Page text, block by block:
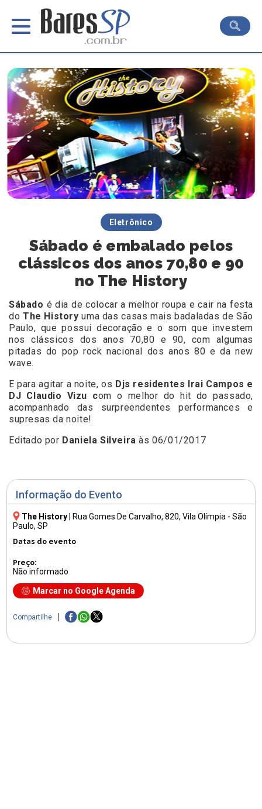
Informação do Evento
The History Rua Gomes De Carvalho, 820, Vila Olímpia - São
Paulo, SP
Datas do evento
Preço:
Não informado
Marcar no Google Agenda
Compartilhe
Eletrônico
Sábado é embalado pelos
clássicos dos anos 70,80 e 90
no The History
Sábado é dia de colocar a melhor roupa e cair na festa
do The History uma das casas mais badaladas de São
Paulo, que possui decoração e o som que investem
nos clássicos dos anos 70,80 e 90, com algumas
pitadas do pop rock nacional dos anos 80 e da new
wave.
E para agitar a noite, os Djs residentes Irai Campos e
DJ Claudio Vizu com o melhor do hit do passado,
acompanhado das surpreendentes performances e
supresas da noite!
Editado por Daniela Silveira às 06/01/2017